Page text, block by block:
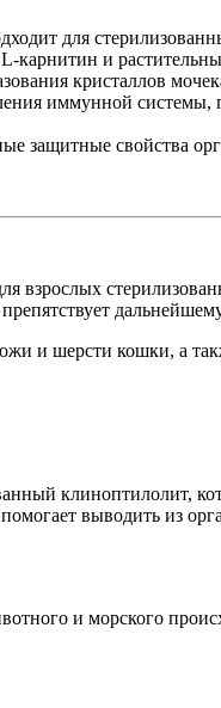
для
и
кристаллов
иммунной системы,
защитные свойства
взрослых
и шерсти кошки, а
клиноптилолит,
выводить из
и морского